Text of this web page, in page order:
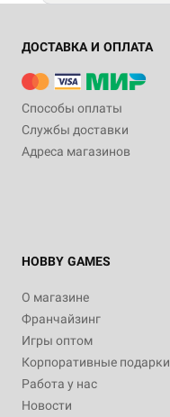
ДОСТАВКА И ОПЛАТА
Способы оплаты
Службы доставки
Адреса магазинов
HOBBY GAMES
О магазине
Франчайзинг
Игры оптом
Корпоративные подарки
Работа у нас
Новости